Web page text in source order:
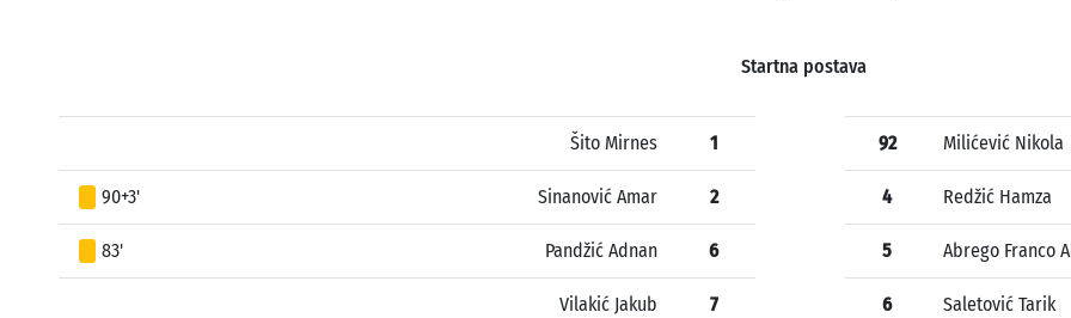
Startna postava
Šito Mirnes 1
90+3' Sinanović Amar 2
83' Pandžić Adnan 6
Vilakić Jakub 7
92 Milićević Nikola
4 Redžić Hamza
5 Abrego Franco
6 Saletović Tarik